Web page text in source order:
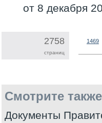
от 8 декабря
2758
страниц
1469
Смотрите также
Документы